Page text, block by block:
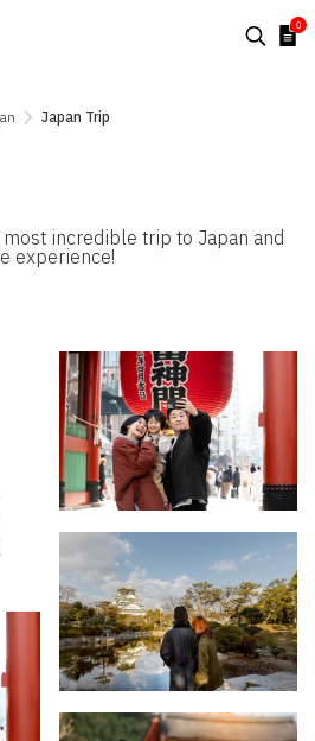
0
Japan Trip
incredible trip to Japan and
experience!